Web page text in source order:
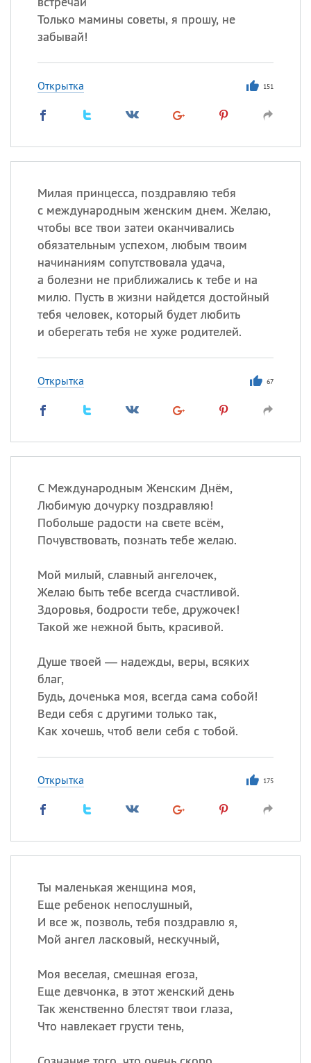
Только мамины советы, я прошу, не
забывай!
Открытка 151
Милая принцесса, поздравляю тебя
с международным женским днем. Желаю,
чтобы все твои затеи оканчивались
обязательным успехом, любым твоим
начинаниям сопутствовала удача,
а болезни не приближались к тебе и на
милю. Пусть в жизни найдется достойный
тебя человек, который будет любить
и оберегать тебя не хуже родителей.
Открытка 67
С Международным Женским Днём,
Любимую дочурку поздравляю!
Побольше радости на свете всём,
Почувствовать, познать тебе желаю.
Мой милый, славный ангелочек,
Желаю быть тебе всегда счастливой.
Здоровья, бодрости тебе, дружочек!
Такой же нежной быть, красивой.
Душе твоей — надежды, веры, всяких
благ,
Будь, доченька моя, всегда сама собой!
Веди себя с другими только так,
Как хочешь, чтоб вели себя с тобой.
Открытка 175
Ты маленькая женщина моя,
Еще ребенок непослушный,
И все ж, позволь, тебя поздравлю я,
Мой ангел ласковый, нескучный,
Моя веселая, смешная егоза,
Еще девчонка, в этот женский день
Так женственно блестят твои глаза,
Что навлекает грусти тень,